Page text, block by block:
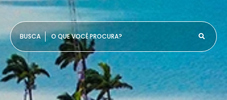
O QUE VOCÊ PROCURA?